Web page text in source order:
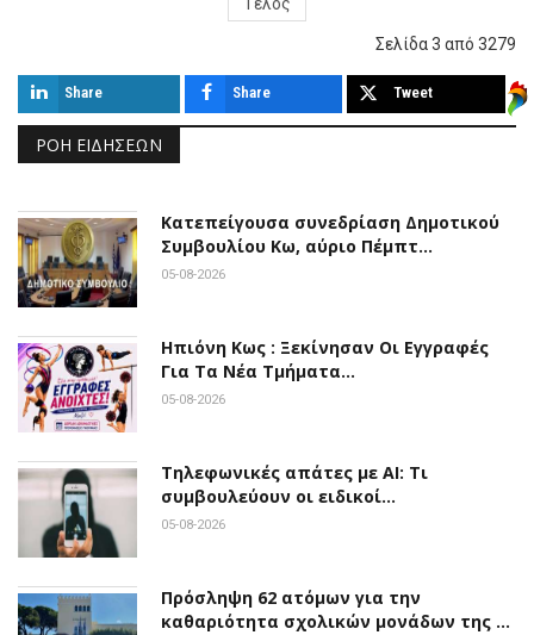
Τέλος
Σελίδα 3 από 3279
Share Share Tweet
ΡΟΉ ΕΙΔΉΣΕΩΝ
Κατεπείγουσα συνεδρίαση Δημοτικού
Συμβουλίου Κω, αύριο Πέμπτ…
05-08-2026
Ηπιόνη Κως : Ξεκίνησαν Οι Εγγραφές
Για Τα Νέα Τμήματα…
05-08-2026
Τηλεφωνικές απάτες με ΑΙ: Τι
συμβουλεύουν οι ειδικοί…
05-08-2026
Πρόσληψη 62 ατόμων για την
καθαριότητα σχολικών μονάδων της …